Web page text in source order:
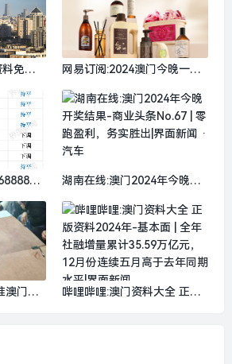
免费
募集资
河等民
网易订阅:2024澳门今晚一肖
消公司|界面新闻
开
资于
湖南在线:澳门2024年今晚开
盈利，务实胜出|界面新闻 ·
汽车
澳门彩
哔哩哔哩:澳门资料大全 正版